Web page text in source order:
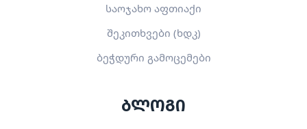
საოჯახო აფთიაქი
შეკითხვები (ხდკ)
ბეჭდური გამოცემები
ბლოგი